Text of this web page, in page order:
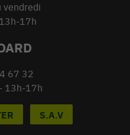
vendredi
17h
67 32
13h-17h
S.A.V